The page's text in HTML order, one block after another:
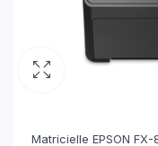
Matricielle EPSON FX-